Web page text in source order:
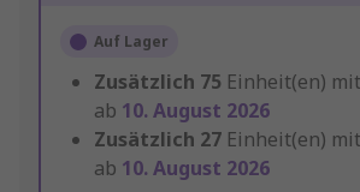
Auf Lager
Zusätzlich 75 Einheit(en)
ab 10. August 2026
Zusätzlich 27 Einheit(en)
ab 10. August 2026